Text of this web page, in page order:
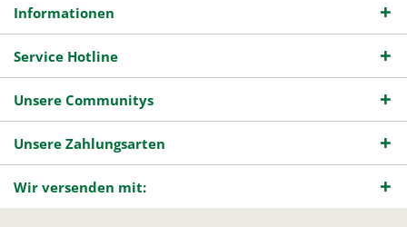
Informationen
Service Hotline
Unsere Communitys
Unsere Zahlungsarten
Wir versenden mit: